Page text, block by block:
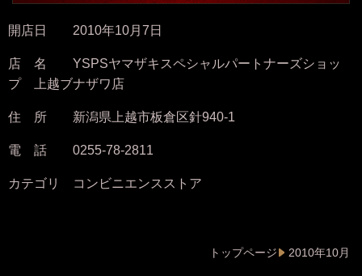
開店日 2010年10月7日
店 名 YSPSヤマザキスペシャルパートナーズショッ
プ 上越ブナザワ店
住 所 新潟県上越市板倉区針940-1
電 話 0255-78-2811
カテゴリ コンビニエンスストア
トップページ 2010年10月